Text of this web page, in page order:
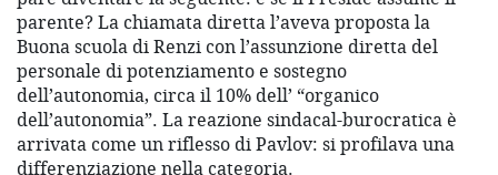
parente? La chiamata diretta l’aveva proposta la
Buona scuola di Renzi con l’assunzione diretta del
personale di potenziamento e sostegno
dell’autonomia, circa il 10% dell’ “organico
dell’autonomia”. La reazione sindacal-burocratica è
arrivata come un riflesso di Pavlov: si profilava una
differenziazione nella categoria.